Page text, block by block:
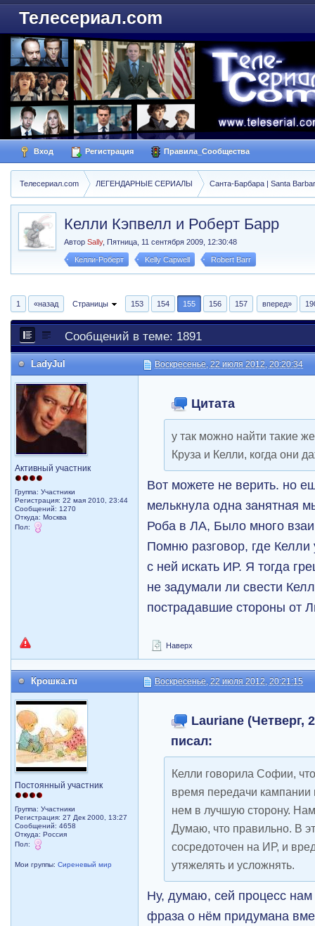
Телесериал.com
Вход Регистрация Правила_Сообщества
Телесериал.com ЛЕГЕНДАРНЫЕ СЕРИАЛЫ Санта-Барбара | Santa
Келли Кэпвелл и Роберт Барр
АвторSally,Пятница, 11 сентября 2009, 12:30:48
Келли-Роберт Kelly Capwell Robert Barr
1 «назад Страницы 153 154 155 156 157 вперед»
Сообщений в теме: 1891
LadyJul Воскресенье, 22 июля 2012, 20:20:34
Активный участник
Группа: Участники
Регистрация: 22 мая 2010, 23:44
Сообщений: 1270
Откуда: Москва
Пол:
Цитата
у так можно найти такие
Круза и Келли, когда они
Вот можете не верить. но
мелькнула одна занятная
Роба в ЛА, Было много
Помню разговор, где Келли
с ней искать ИР. Я тогда
не задумали ли свести
пострадавшие стороны от
Наверх
Крошка.ru Воскресенье, 22 июля 2012, 20:21:15
Постоянный участник
Группа: Участники
Регистрация: 27 Дек 2000, 13:27
Сообщений: 4658
Откуда: Россия
Пол:
Мои группы:Сиреневый мир
Lauriane (Четверг,
писал:
Келли говорила Софии,
время передачи
нем в лучшую сторону.
Думаю, что правильно. В
сосредоточен на ИР, и
утяжелять и усложнять.
Ну, думаю, сей процесс
фраза о нём придумана